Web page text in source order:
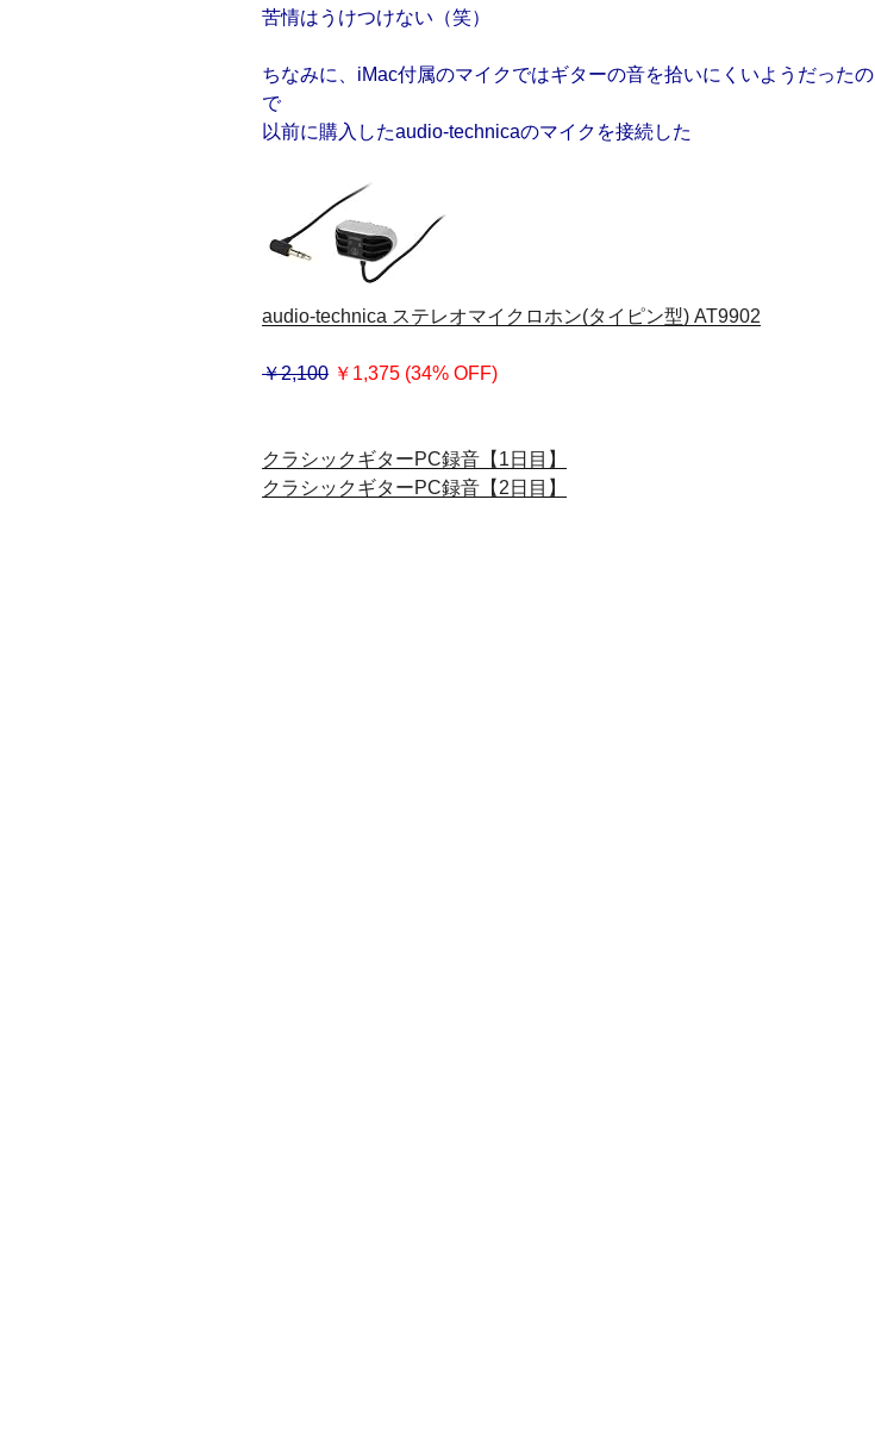
苦情はうけつけない（笑）
ちなみに、iMac付属のマイクではギターの音を拾いにくいようだったの
で
以前に購入したaudio-technicaのマイクを接続した
audio-technica ステレオマイクロホン(タイピン型) AT9902
￥2,100 ￥1,375 (34% OFF)
クラシックギターPC録音【1日目】
クラシックギターPC録音【2日目】